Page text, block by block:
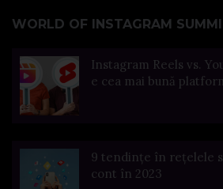
WORLD OF INSTAGRAM
Instagram Reels vs.
e cea mai bună
9 tendințe în rețelele
cont în 2023